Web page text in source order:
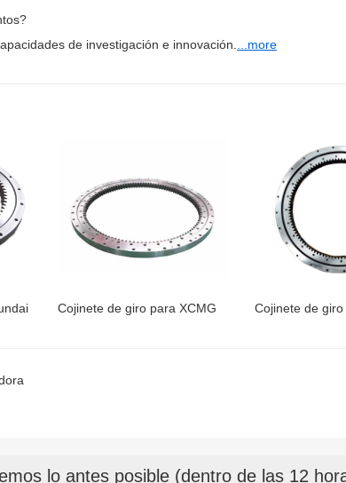
de investigación e innovación.
...more
Cojinete de giro para XCMG Cojinete de
lo antes posible (dentro de las 12